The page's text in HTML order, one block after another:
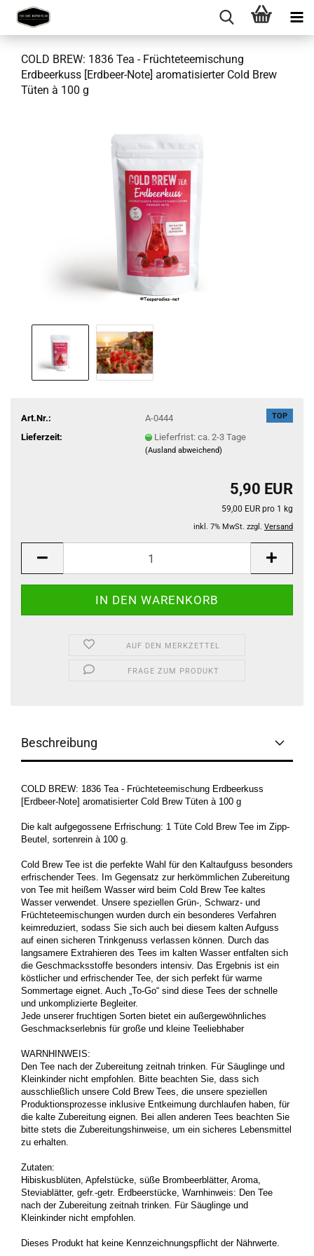
COLD BREW: 1836 Tea - Früchteteemischung
Erdbeerkuss [Erdbeer-Note] aromatisierter Cold Brew
Tüten à 100 g
TOP
Art.Nr.:
A-0444
Lieferzeit:
Lieferfrist: ca. 2-3 Tage
(Ausland abweichend)
5,90 EUR
59,00 EUR pro 1 kg
inkl. 7% MwSt. zzgl. Versand
AUF DEN MERKZETTEL
FRAGE ZUM PRODUKT
Beschreibung
COLD BREW: 1836 Tea - Früchteteemischung Erdbeerkuss
[Erdbeer-Note] aromatisierter Cold Brew Tüten à 100 g
Die kalt aufgegossene Erfrischung: 1 Tüte Cold Brew Tee im Zipp-
Beutel, sortenrein à 100 g.
Cold Brew Tee ist die perfekte Wahl für den Kaltaufguss besonders
erfrischender Tees. Im Gegensatz zur herkömmlichen Zubereitung
von Tee mit heißem Wasser wird beim Cold Brew Tee kaltes
Wasser verwendet. Unsere speziellen Grün-, Schwarz- und
Früchteteemischungen wurden durch ein besonderes Verfahren
keimreduziert, sodass Sie sich auch bei diesem kalten Aufguss
auf einen sicheren Trinkgenuss verlassen können. Durch das
langsamere Extrahieren des Tees im kalten Wasser entfalten sich
die Geschmacksstoffe besonders intensiv. Das Ergebnis ist ein
köstlicher und erfrischender Tee, der sich perfekt für warme
Sommertage eignet. Auch „To-Go“ sind diese Tees der schnelle
und unkomplizierte Begleiter.
Jede unserer fruchtigen Sorten bietet ein außergewöhnliches
Geschmackserlebnis für große und kleine Teeliebhaber
WARNHINWEIS:
Den Tee nach der Zubereitung zeitnah trinken. Für Säuglinge und
Kleinkinder nicht empfohlen. Bitte beachten Sie, dass sich
ausschließlich unsere Cold Brew Tees, die unsere speziellen
Produktionsprozesse inklusive Entkeimung durchlaufen haben, für
die kalte Zubereitung eignen. Bei allen anderen Tees beachten Sie
bitte stets die Zubereitungshinweise, um ein sicheres Lebensmittel
zu erhalten.
Zutaten:
Hibiskusblüten, Apfelstücke, süße Brombeerblätter, Aroma,
Steviablätter, gefr.-getr. Erdbeerstücke, Warnhinweis: Den Tee
nach der Zubereitung zeitnah trinken. Für Säuglinge und
Kleinkinder nicht empfohlen.
Dieses Produkt hat keine Kennzeichnungspflicht der Nährwerte.